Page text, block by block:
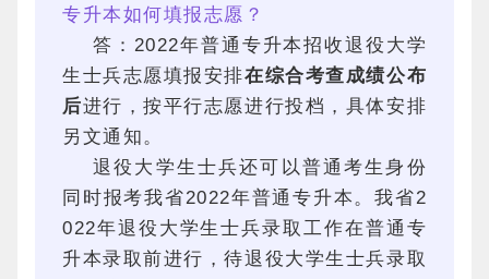
专升本如何填报志愿？
答：2022年普通专升本招收退役大学
生士兵志愿填报安排在综合考查成绩公布
后进行，按平行志愿进行投档，具体安排
另文通知。
退役大学生士兵还可以普通考生身份
同时报考我省2022年普通专升本。我省2
022年退役大学生士兵录取工作在普通专
升本录取前进行，待退役大学生士兵录取